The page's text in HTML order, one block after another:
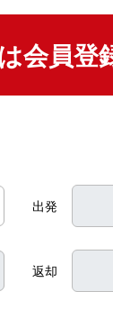
会員登
出発
返却